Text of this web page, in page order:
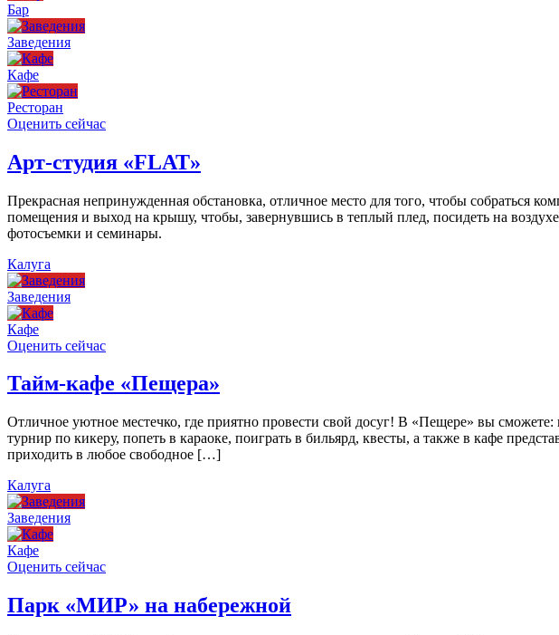
Бар
Заведения
Кафе
Ресторан
Оценить сейчас
Арт-студия «FLAT»
Прекрасная непринужденная обстановка, отличное место для того, чтобы собраться
помещения и выход на крышу, чтобы, завернувшись в теплый плед, посидеть на
фотосъемки и семинары.
Калуга
Заведения
Кафе
Оценить сейчас
Тайм-кафе «Пещера»
Отличное уютное местечко, где приятно провести свой досуг! В «Пещере» вы
турнир по кикеру, попеть в караоке, поиграть в бильярд, квесты, а также в кафе
приходить в любое свободное […]
Калуга
Заведения
Кафе
Оценить сейчас
Парк «МИР» на набережной